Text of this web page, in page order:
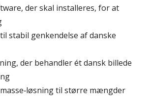
der skal installeres, for at
stabil genkendelse af danske
der behandler ét dansk billede
til større mængder